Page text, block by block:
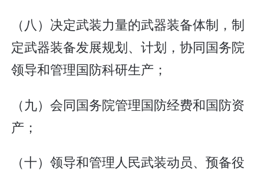
（八）决定武装力量的武器装备体制，制
定武器装备发展规划、计划，协同国务院
领导和管理国防科研生产；
（九）会同国务院管理国防经费和国防资
产；
（十）领导和管理人民武装动员、预备役